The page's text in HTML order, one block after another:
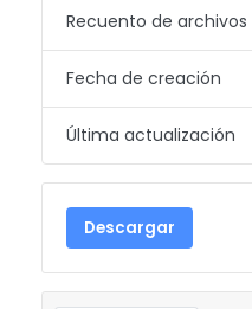
Recuento de archivos
Fecha de creación
Última actualización
Descargar